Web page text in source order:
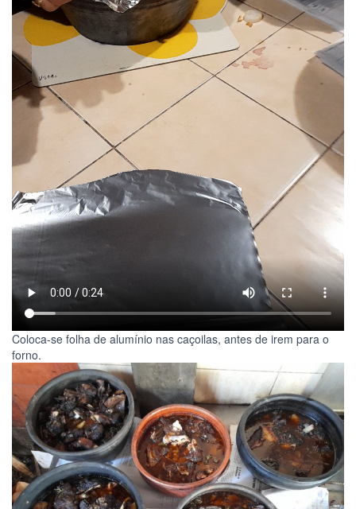
Coloca-se folha de alumínio nas caçoilas, antes de irem para o
forno.